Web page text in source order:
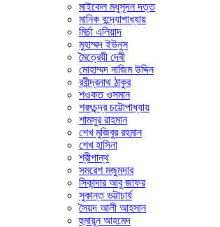
মাইকেল মধুসূদন দত্ত
মানিক বন্দ্যোপাধ্যায়
মির্চা এলিয়াদ
মুহাম্মদ ইউনুস
মৈত্রেয়ী দেবী
মোহাম্মদ নাজিম উদ্দিন
রবীন্দ্রনাথ ঠাকুর
শওকত ওসমান
শরৎচন্দ্র চট্টোপাধ্যায়
শামসুর রাহমান
শেখ মুজিবুর রহমান
শেখ হাসিনা
শ্রীপান্থ
সমরেশ মজুমদার
সিকান্দার আবু জাফর
সুকান্ত ভট্টাচার্য
সৈয়দ আলী আহসান
হুমায়ূন আহমেদ